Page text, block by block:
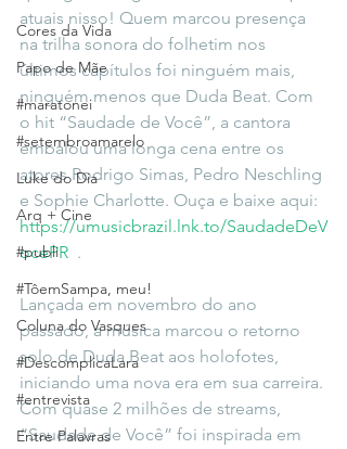
Cores da Vida
Papo de Mãe
#maratonei
#setembroamarelo
Luke do Dia
Arq + Cine
#publi
#TôemSampa, meu!
Coluna do Vasques
#DescomplicaLara
#entrevista
Entre Palavras
atuais nisso! Quem marcou presença
na trilha sonora do folhetim nos
últimos capítulos foi ninguém mais,
ninguém menos que Duda Beat. Com
o hit “Saudade de Você”, a cantora
embalou uma longa cena entre os
atores Rodrigo Simas, Pedro Neschling
e Sophie Charlotte. Ouça e baixe aqui:
https://umusicbrazil.lnk.to/SaudadeDeV
ocePR .
Lançada em novembro do ano
passado, a música marcou o retorno
solo de Duda Beat aos holofotes,
iniciando uma nova era em sua carreira.
Com quase 2 milhões de streams,
“Saudade de Você” foi inspirada em